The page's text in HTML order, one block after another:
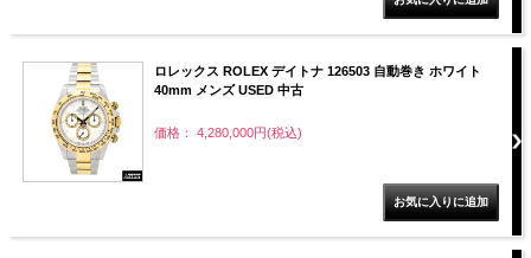
ロレックス ROLEX デイトナ 126503 自動巻き ホワイト
40mm メンズ USED 中古
価格： 4,280,000円(税込)